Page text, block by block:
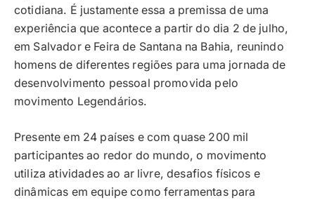
cotidiana. É justamente essa a premissa de uma
experiência que acontece a partir do dia 2 de julho,
em Salvador e Feira de Santana na Bahia, reunindo
homens de diferentes regiões para uma jornada de
desenvolvimento pessoal promovida pelo
movimento Legendários.
Presente em 24 países e com quase 200 mil
participantes ao redor do mundo, o movimento
utiliza atividades ao ar livre, desafios físicos e
dinâmicas em equipe como ferramentas para